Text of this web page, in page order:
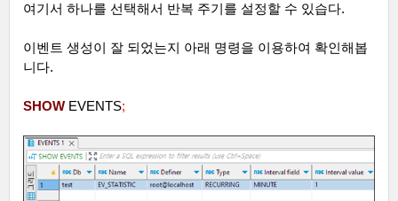
여기서 하나를 선택해서 반복 주기를 설정할 수 있습다.
이벤트 생성이 잘 되었는지 아래 명령을 이용하여 확인해봅
니다.
SHOW EVENTS;